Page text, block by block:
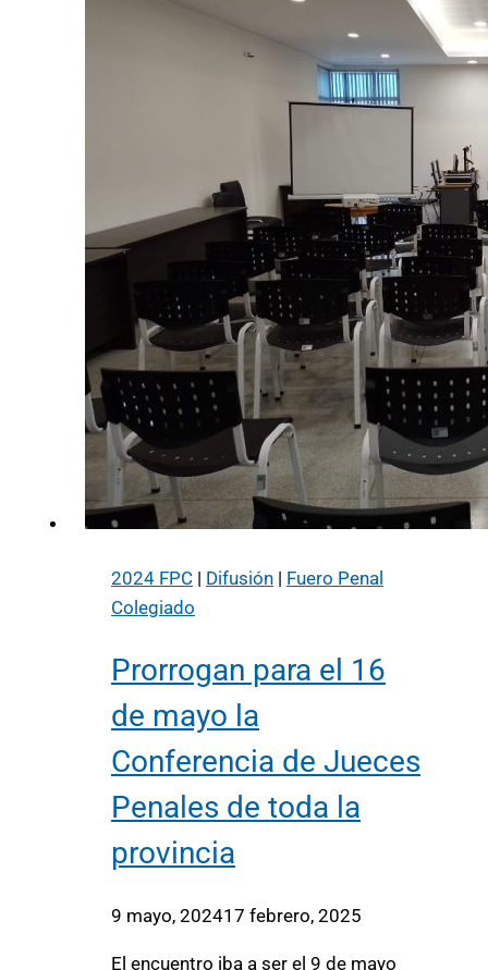
2024 FPC | Difusión | Fuero Penal
Colegiado
Prorrogan para el 16
de mayo la
Conferencia de Jueces
Penales de toda la
provincia
9 mayo, 202417 febrero, 2025
El encuentro iba a ser el 9 de mayo